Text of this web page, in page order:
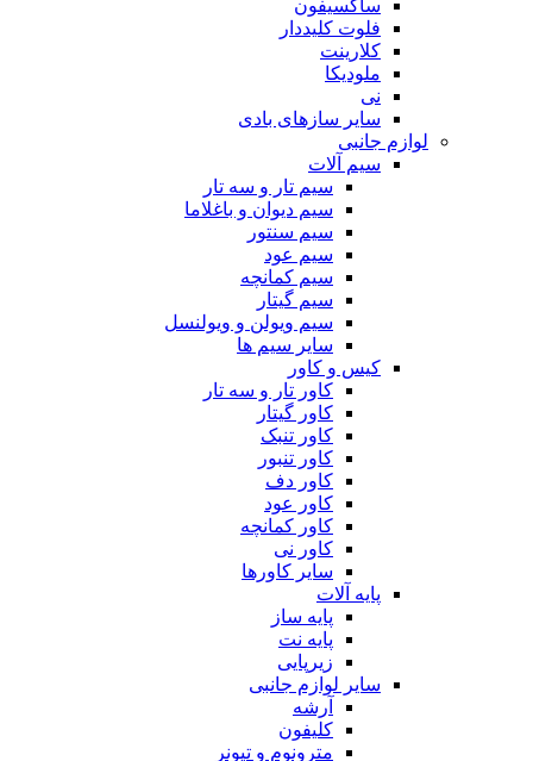
ساکسیفون
فلوت کلیددار
کلارینت
ملودیکا
نی
سایر سازهای بادی
لوازم جانبی
سیم آلات
سیم تار و سه تار
سیم دیوان و باغلاما
سیم سنتور
سیم عود
سیم کمانچه
سیم گیتار
سیم ویولن و ویولنسل
سایر سیم ها
کیس و کاور
کاور تار و سه تار
کاور گیتار
کاور تنبک
کاور تنبور
کاور دف
کاور عود
کاور کمانچه
کاور نی
سایر کاورها
پایه آلات
پایه ساز
پایه نت
زیرپایی
سایر لوازم جانبی
آرشه
کلیفون
مترونوم و تیونر